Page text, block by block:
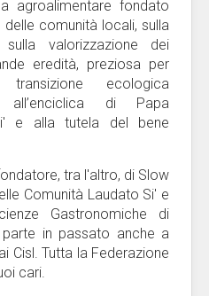
agroalimentare fondato
comunità locali, sulla
valorizzazione dei
eredità, preziosa per
ecologica
all’enciclica di Papa
e alla tutela del bene
tra l'altro, di Slow
Comunità Laudato Si' e
Gastronomiche di
in passato anche a
Cisl. Tutta la Federazione
cari.